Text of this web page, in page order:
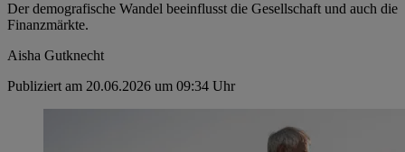
Der demografische Wandel beeinflusst die Gesellschaft und auch die
Finanzmärkte.
Aisha Gutknecht
Publiziert am 20.06.2026 um 09:34 Uhr